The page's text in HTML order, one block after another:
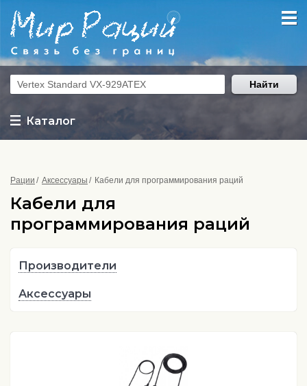
Каталог
Найти
Рации Аксессуары Кабели для программирования раций
Кабели для
программирования раций
Производители
Аксессуары